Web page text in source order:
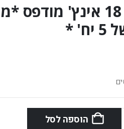
מיילרים 18 אינץ'
*
הוספה לסל